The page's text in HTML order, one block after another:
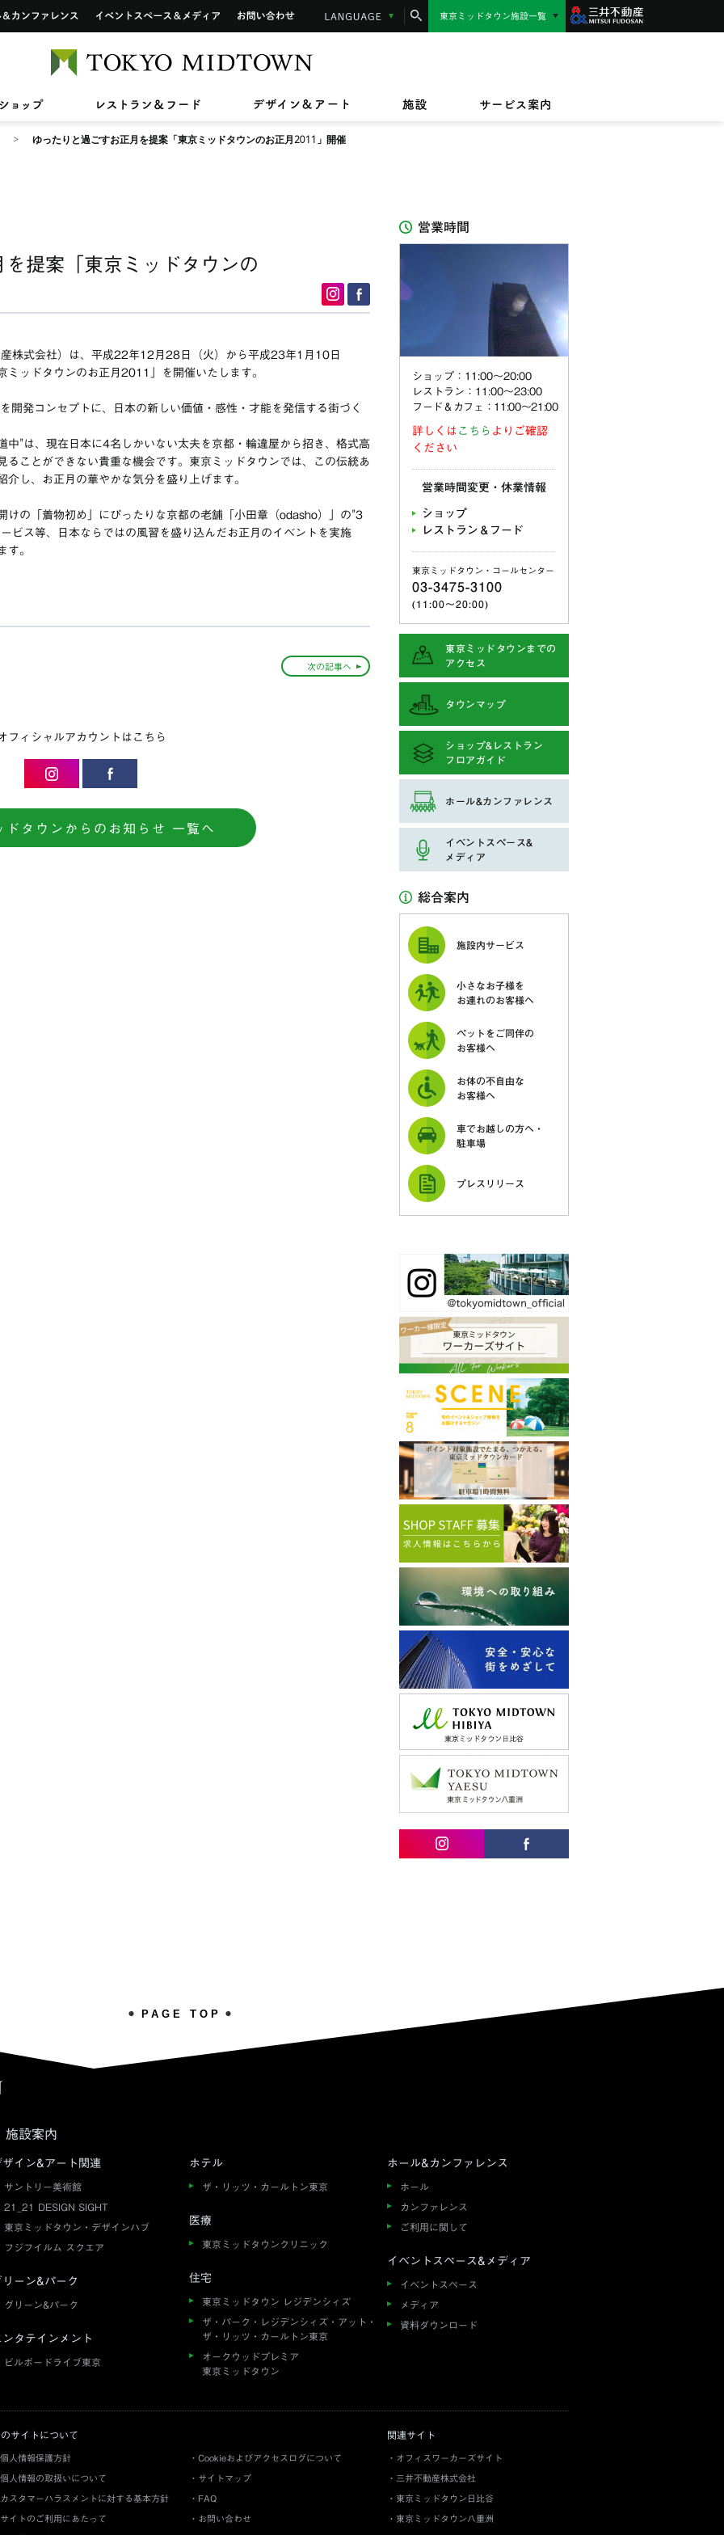
プ ホール&カンファレンス イベントスペース&メディア
お問い合わせ LANGUAGE東京ミッドタウン施設一覧
ショップ レストラン&フード デザイン&アート施設 サービス案内
2026/3/27(金)〜8/9(日)
スープはいのち
2026/7/17(金)〜8/16(日)
ASHIMIZU（PARASOLS GARDEN）
2026/7/1(水)〜8/31(月)
ン》新規ご入会キャンペーン
2026/7/17(金)〜8/31(月)
アートワーク in 東京ミッドタウン
六本木未来会議
タウン レジデンス
ザ・リッツ・カールトン東京 東京ミッドタウン オフィス ビルボードライブ東京
インフォメーションカウンター コンシェルジュサービス
ご利用可能なカードについて
バリアフリーサービス ペット同伴のお客様へ
ゆったりと過ごすお正月を提案「東京ミッドタウンのお正月2011」開催
提案「東京ミッドタウンの
株式会社）は、平成22年12月28日（火）から平成23年1月10日
ミッドタウンのお正月2011」を開催いたします。
発コンセプトに、日本の新しい価値・感性・才能を発信する街づく
"は、現在日本に4名しかいない太夫を京都・輪違屋から招き、格式高
ることができない貴重な機会です。東京ミッドタウンでは、この伝統あ
し、お正月の華やかな気分を盛り上げます。
けの「着物初め」にぴったりな京都の老舗「小田章（odasho）」の"3
ビス等、日本ならではの風習を盛り込んだお正月のイベントを実施
す。
次の記事へ
フィシャルアカウントはこちら
ドタウンからのお知らせ 一覧へ
営業時間
ショップ：11:00〜20:00
レストラン：11:00〜23:00
フード＆カフェ：11:00～21:00
詳しくは こちら よりご確認
ください
営業時間変更・休業情報
ショップ
レストラン＆フード
東京ミッドタウン・コールセンター
03-3475-3100
(11:00〜20:00)
東京ミッドタウンまでの
アクセス
タウンマップ
ショップ&レストラン
フロアガイド
ホール&カンファレンス
イベントスペース&
メディア
総合案内
施設内サービス
小さなお子様を
お連れのお客様へ
ペットをご同伴の
お客様へ
お体の不自由な
お客様へ
車でお越しの方へ・
駐車場
プレスリリース
PAGE TOP
施設案内
ザイン&アート関連
サントリー美術館
21_21 DESIGN SIGHT
東京ミッドタウン・デザインハブ
フジフイルム スクエア
リーン&パーク
グリーン&パーク
ンタテインメント
ビルボードライブ東京
ホテル
ザ・リッツ・カールトン東京
医療
東京ミッドタウンクリニック
住宅
東京ミッドタウン レジデンシィズ
ザ・パーク・レジデンシィズ・アット・
ザ・リッツ・カールトン東京
オークウッドプレミア
東京ミッドタウン
ホール&カンファレンス
ホール
カンファレンス
ご利用に関して
イベントスペース&メディア
イベントスペース
メディア
資料ダウンロード
サイトについて
個人情報保護方針
個人情報の取扱いについて
カスタマーハラスメントに対する基本方針
サイトのご利用にあたって
Cookieおよびアクセスログについて
サイトマップ
FAQ
お問い合わせ
関連サイト
オフィスワーカーズサイト
三井不動産株式会社
東京ミッドタウン日比谷
東京ミッドタウン八重洲